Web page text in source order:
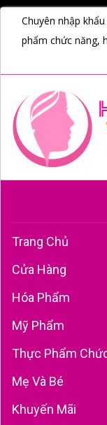
Chuyên nhập
phẩm chức năng,
Trang Chủ
Cửa Hàng
Hóa Phẩm
Mỹ Phẩm
Thực Phẩm
Mẹ Và Bé
Khuyến Mãi